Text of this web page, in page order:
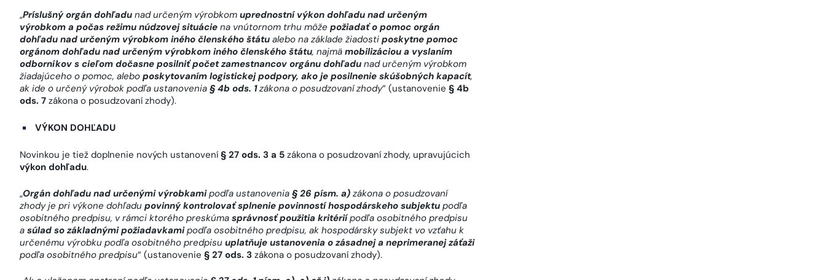
„Príslušný orgán dohľadu nad určeným výrobkom uprednostní výkon dohľadu nad určeným
výrobkom a počas režimu núdzovej situácie na vnútornom trhu môže požiadať o pomoc orgán
dohľadu nad určeným výrobkom iného členského štátu alebo na základe žiadosti poskytne pomoc
orgánom dohľadu nad určeným výrobkom iného členského štátu, najmä mobilizáciou a vyslaním
odborníkov s cieľom dočasne posilniť počet zamestnancov orgánu dohľadu nad určeným výrobkom
žiadajúceho o pomoc, alebo poskytovaním logistickej podpory, ako je posilnenie skúšobných kapacít,
ak ide o určený výrobok podľa ustanovenia § 4b ods. 1 zákona o posudzovaní zhody“ (ustanovenie § 4b
ods. 7 zákona o posudzovaní zhody).
VÝKON DOHĽADU
Novinkou je tiež doplnenie nových ustanovení§ 27 ods. 3 a 5 zákona o posudzovaní zhody, upravujúcich
výkon dohľadu.
„Orgán dohľadu nad určenými výrobkamipodľa ustanovenia § 26 písm. a) zákona o posudzovaní
zhody je pri výkone dohľadu povinný kontrolovať splnenie povinností hospodárskeho subjektu podľa
osobitného predpisu, v rámci ktorého preskúma správnosť použitia kritériípodľa osobitného predpisu
a súlad so základnými požiadavkamipodľa osobitného predpisu, ak hospodársky subjekt vo vzťahu k
určenému výrobku podľa osobitného predpisu uplatňuje ustanovenia o zásadnej a neprimeranej záťaži
podľa osobitného predpisu“ (ustanovenie § 27 ods. 3 zákona o posudzovaní zhody).